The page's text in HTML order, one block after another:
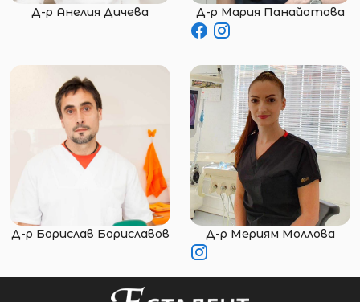
Д-р Анелия Дичева Д-р Мария Панайотова
Д-р Борислав Бориславов Д-р Мериям Моллова